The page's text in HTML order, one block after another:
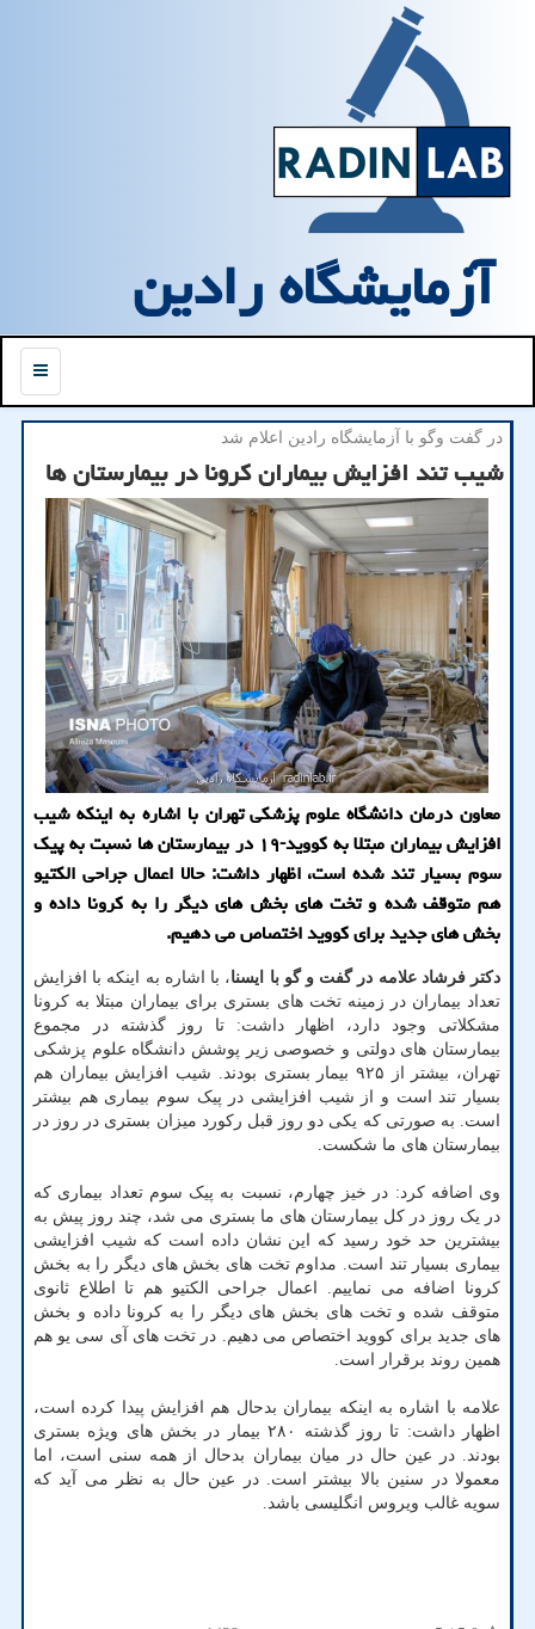
آزمایشگاه رادین
منو
در گفت وگو با آزمایشگاه رادین اعلام شد
شیب تند افزایش بیماران كرونا در بیمارستان ها
معاون درمان دانشگاه علوم پزشکی تهران با اشاره به اینکه شیب
افزایش بیماران مبتلا به کووید-۱۹ در بیمارستان ها نسبت به پیک
سوم بسیار تند شده است، اظهار داشت: حالا اعمال جراحی الکتیو
هم متوقف شده و تخت های بخش های دیگر را به کرونا داده و
بخش های جدید برای کووید اختصاص می دهیم.
دکتر فرشاد علامه در گفت و گو با ایسنا، با اشاره به اینکه با افزایش
تعداد بیماران در زمینه تخت های بستری برای بیماران مبتلا به کرونا
مشکلاتی وجود دارد، اظهار داشت: تا روز گذشته در مجموع
بیمارستان های دولتی و خصوصی زیر پوشش دانشگاه علوم پزشکی
تهران، بیشتر از ۹۲۵ بیمار بستری بودند. شیب افزایش بیماران هم
بسیار تند است و از شیب افزایشی در پیک سوم بیماری هم بیشتر
است. به صورتی که یکی دو روز قبل رکورد میزان بستری در روز در
بیمارستان های ما شکست.
وی اضافه کرد: در خیز چهارم، نسبت به پیک سوم تعداد بیماری که
در یک روز در کل بیمارستان های ما بستری می شد، چند روز پیش به
بیشترین حد خود رسید که این نشان داده است که شیب افزایشی
بیماری بسیار تند است. مداوم تخت های بخش های دیگر را به بخش
کرونا اضافه می نماییم. اعمال جراحی الکتیو هم تا اطلاع ثانوی
متوقف شده و تخت های بخش های دیگر را به کرونا داده و بخش
های جدید برای کووید اختصاص می دهیم. در تخت های آی سی یو هم
همین روند برقرار است.
علامه با اشاره به اینکه بیماران بدحال هم افزایش پیدا کرده است،
اظهار داشت: تا روز گذشته ۲۸۰ بیمار در بخش های ویژه بستری
بودند. در عین حال در میان بیماران بدحال از همه سنی است، اما
معمولا در سنین بالا بیشتر است. در عین حال به نظر می آید که
سویه غالب ویروس انگلیسی باشد.